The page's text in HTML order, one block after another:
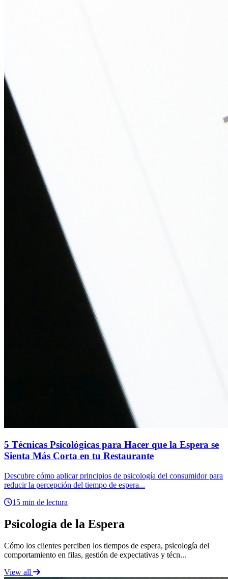
5 Técnicas Psicológicas para Hacer que la Espera se
Sienta Más Corta en tu Restaurante
Descubre cómo aplicar principios de psicología del consumidor para
reducir la percepción del tiempo de espera...
15 min de lectura
Psicología de la Espera
Cómo los clientes perciben los tiempos de espera, psicología del
comportamiento en filas, gestión de expectativas y técn...
View all